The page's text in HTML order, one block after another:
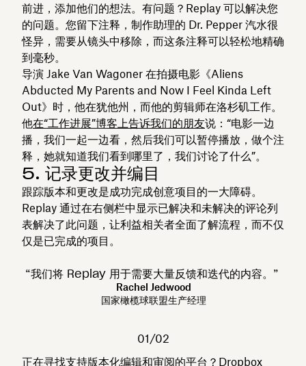
前进，添加他们的想法。有问题？Replay 可以解决您
的问题。您留下注释，制作助理的 Dr. Pepper 汽水很
怪异，需要从镜头中移除，而这条注释可以轻松地精确
到毫秒。
导演 Jake Van Wagoner 在拍摄电影《Aliens
Abducted My Parents and Now I Feel Kinda Left
Out》时，他在犹他州，而他的剪辑师在洛杉矶工作。
他在“工作进展”博客上告诉我们的朋友说：“电影一边
播，我们一起一边看，然后我们可以暂停播放，做个注
释，她就知道我们看到哪里了，我们讨论了什么”。
5. 记录更改并编目
跟踪版本和更改是成功完成创意项目的一大障碍。
Replay 通过在右侧栏中显示已解决和未解决的评论列
表解决了此问题，让利益相关者全面了解流程，而不仅
仅是已完成的项目。
“我们将 Replay 用于需要大量反馈和迭代的内容。”
Rachel Jedwood
国家橄榄球联盟生产经理
01/02
正在寻找支持版本化编辑和审阅的平台？ Dropbox